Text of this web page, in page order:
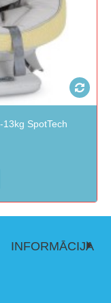
SpotTech
INFORMĀCIJA